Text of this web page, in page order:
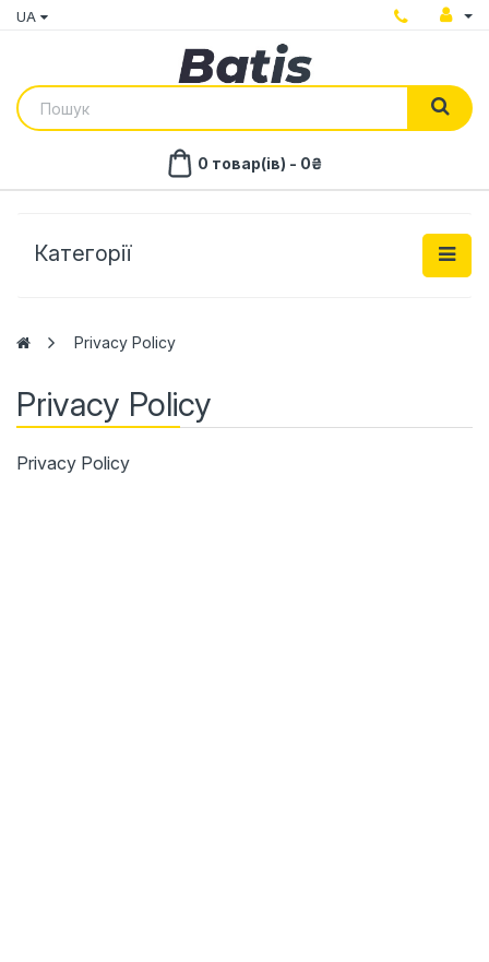
UA
0 товар(ів) - 0₴
Категорії
Privacy Policy
Privacy Policy
Privacy Policy